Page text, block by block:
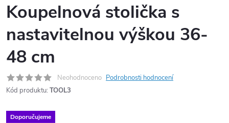
Koupelnová stolička s
nastavitelnou výškou 36-
48 cm
Neohodnoceno Podrobnosti hodnocení
Kód produktu: TOOL3
Doporučujeme